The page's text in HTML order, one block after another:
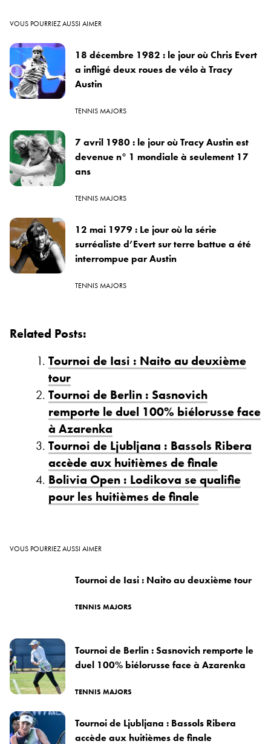
VOUS POURRIEZ AUSSI AIMER
18 décembre 1982 : le jour où Chris Evert
a infligé deux roues de vélo à Tracy
Austin
TENNIS MAJORS
7 avril 1980 : le jour où Tracy Austin est
devenue n° 1 mondiale à seulement 17
ans
TENNIS MAJORS
12 mai 1979 : Le jour où la série
surréaliste d’Evert sur terre battue a été
interrompue par Austin
TENNIS MAJORS
Related Posts:
Tournoi de Iasi : Naito au deuxième
tour
Tournoi de Berlin : Sasnovich
remporte le duel 100% biélorusse face
à Azarenka
Tournoi de Ljubljana : Bassols Ribera
accède aux huitièmes de finale
Bolivia Open : Lodikova se qualifie
pour les huitièmes de finale
VOUS POURRIEZ AUSSI AIMER
Tournoi de Iasi : Naito au deuxième tour
TENNIS MAJORS
Tournoi de Berlin : Sasnovich remporte le
duel 100% biélorusse face à Azarenka
TENNIS MAJORS
Tournoi de Ljubljana : Bassols Ribera
accède aux huitièmes de finale